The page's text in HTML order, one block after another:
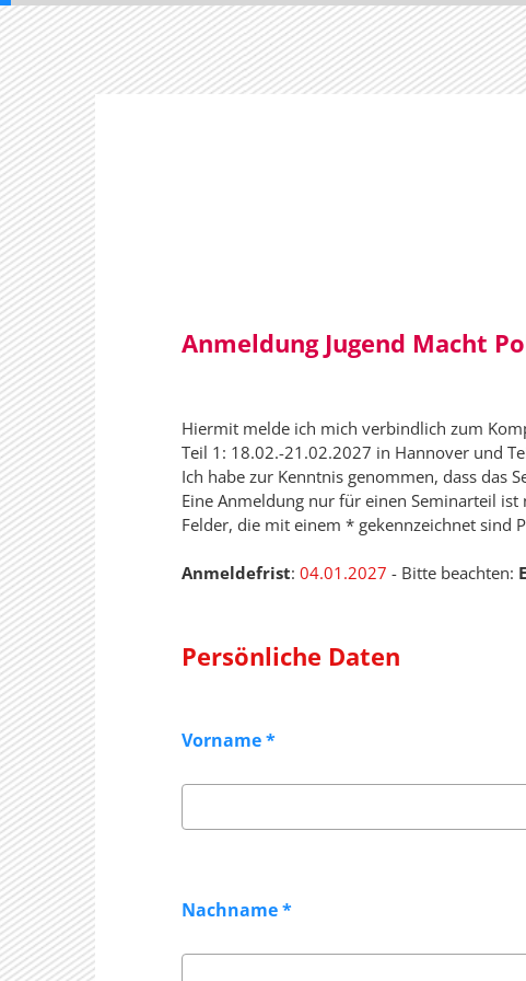
Anmeldung Jugend Macht
Hiermit melde ich mich verbindlich zum
Teil 1: 18.02.-21.02.2027 in Hannover und
Ich habe zur Kenntnis genommen, dass das
Eine Anmeldung nur für einen Seminarteil ist
Felder, die mit einem * gekennzeichnet sind
Anmeldefrist: 04.01.2027 - Bitte beachten:
Persönliche Daten
Vorname*
Nachname*